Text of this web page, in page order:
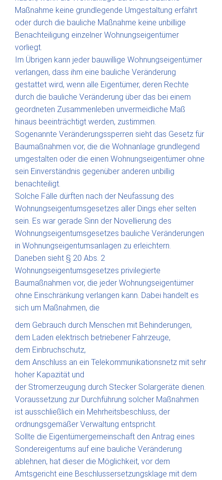
Maßnahme keine grundlegende Umgestaltung erfährt
oder durch die bauliche Maßnahme keine unbillige
Benachteiligung einzelner Wohnungseigentümer
vorliegt.
Im Übrigen kann jeder bauwillige Wohnungseigentümer
verlangen, dass ihm eine bauliche Veränderung
gestattet wird, wenn alle Eigentümer, deren Rechte
durch die bauliche Veränderung über das bei einem
geordneten Zusammenleben unvermeidliche Maß
hinaus beeinträchtigt werden, zustimmen.
Sogenannte Veränderungssperren sieht das Gesetz für
Baumaßnahmen vor, die die Wohnanlage grundlegend
umgestalten oder die einen Wohnungseigentümer ohne
sein Einverständnis gegenüber anderen unbillig
benachteiligt.
Solche Fälle dürften nach der Neufassung des
Wohnungseigentumsgesetzes aller Dings eher selten
sein. Es war gerade Sinn der Novellierung des
Wohnungseigentumsgesetzes bauliche Veränderungen
in Wohnungseigentumsanlagen zu erleichtern.
Daneben sieht § 20 Abs. 2
Wohnungseigentumsgesetzes privilegierte
Baumaßnahmen vor, die jeder Wohnungseigentümer
ohne Einschränkung verlangen kann. Dabei handelt es
sich um Maßnahmen, die
dem Gebrauch durch Menschen mit Behinderungen,
dem Laden elektrisch betriebener Fahrzeuge,
dem Einbruchschutz,
dem Anschluss an ein Telekommunikationsnetz mit sehr
hoher Kapazität und
der Stromerzeugung durch Stecker Solargeräte dienen.
Voraussetzung zur Durchführung solcher Maßnahmen
ist ausschließlich ein Mehrheitsbeschluss, der
ordnungsgemäßer Verwaltung entspricht.
Sollte die Eigentümergemeinschaft den Antrag eines
Sondereigentums auf eine bauliche Veränderung
ablehnen, hat dieser die Möglichkeit, vor dem
Amtsgericht eine Beschlussersetzungsklage mit dem